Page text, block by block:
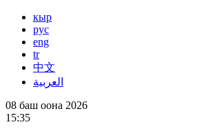
кыр
рус
eng
tr
中文
العربية
08 баш оона 2026
15:35